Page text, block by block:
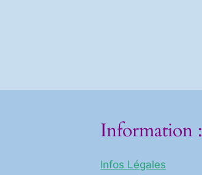
Information :
Infos Légales